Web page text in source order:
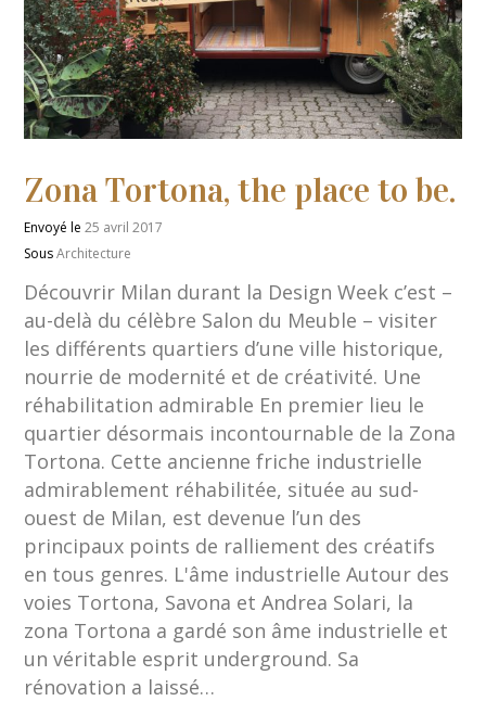
Zona Tortona, the place to be.
Envoyé le25 avril 2017
SousArchitecture
Découvrir Milan durant la Design Week c’est –
au-delà du célèbre Salon du Meuble – visiter
les différents quartiers d’une ville historique,
nourrie de modernité et de créativité. Une
réhabilitation admirable En premier lieu le
quartier désormais incontournable de la Zona
Tortona. Cette ancienne friche industrielle
admirablement réhabilitée, située au sud-
ouest de Milan, est devenue l’un des
principaux points de ralliement des créatifs
en tous genres. L'âme industrielle Autour des
voies Tortona, Savona et Andrea Solari, la
zona Tortona a gardé son âme industrielle et
un véritable esprit underground. Sa
rénovation a laissé…